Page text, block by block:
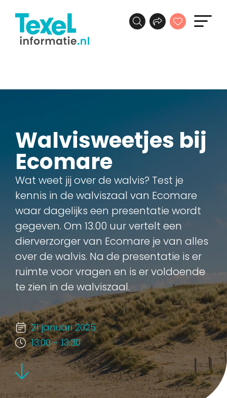
Walvisweetjes bij
Ecomare
Wat weet jij over de walvis? Test je
kennis in de walviszaal van Ecomare
waar dagelijks een presentatie wordt
gegeven. Om 13.00 uur vertelt een
dierverzorger van Ecomare je van alles
over de walvis. Na de presentatie is er
ruimte voor vragen en is er voldoende
te zien in de walviszaal.
21 januari 2025
13:00 - 13:30